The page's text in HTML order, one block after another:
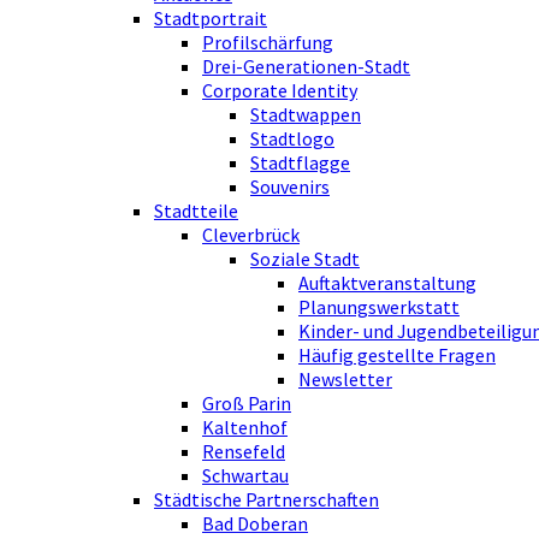
Stadtportrait
Profilschärfung
Drei-Generationen-Stadt
Corporate Identity
Stadtwappen
Stadtlogo
Stadtflagge
Souvenirs
Stadtteile
Cleverbrück
Soziale Stadt
Auftaktveranstaltung
Planungswerkstatt
Kinder- und
Häufig gestellte Fragen
Newsletter
Groß Parin
Kaltenhof
Rensefeld
Schwartau
Städtische Partnerschaften
Bad Doberan